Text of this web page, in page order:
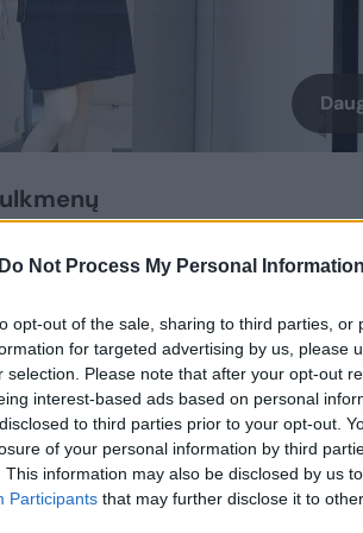
Do Not Process My Personal Information
opt-out of the sale, sharing to third parties, or
for targeted advertising by us, please
selection. Please note that after your opt-out
interest-based ads based on personal
to third parties prior to your opt-out.
of your personal information by third
This information may also be disclosed by us
Participants that may further disclose it to
dėl ko tėvai patiria
Todėl vertinga pasirengti
aspektus, kuriuos įmanoma
– sako Žmogiškųjų išteklių
partnerė ir Personalo